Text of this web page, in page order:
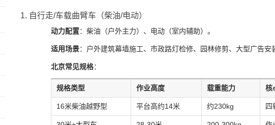
1. 自行走/车载曲臂车（柴油/电动）
动力配置：柴油（户外主力）、电动（室内辅助）。
适用场景：户外建筑幕墙施工、市政路灯检修、园林修剪、大型广告安
北京常见规格：
规格类型 作业高度 载重能力 核
16米柴油越野型 平台高约14米 约230kg 四